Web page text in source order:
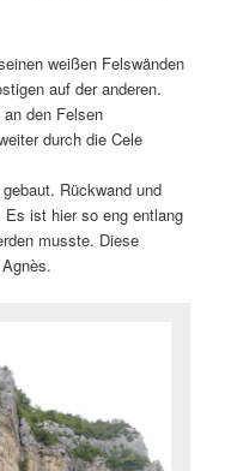
weißen Felswänden
auf der anderen.
den Felsen
durch die Cele
Rückwand und
ist hier so eng entlang
musste. Diese